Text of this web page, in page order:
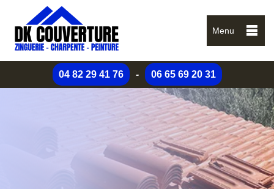
Menu
04 82 29 41 76 - 06 65 69 20 31